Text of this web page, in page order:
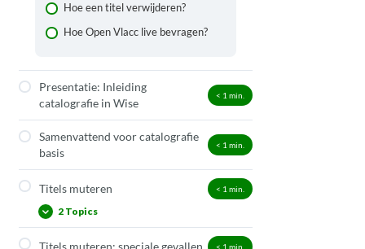
Hoe een titel verwijderen?
Hoe Open Vlacc live bevragen?
Presentatie: Inleiding
catalografie in Wise
< 1 min.
Samenvattend voor catalografie
basis
< 1 min.
Titels muteren < 1 min.
2 Topics
Titels muteren: speciale gevallen < 1 min.